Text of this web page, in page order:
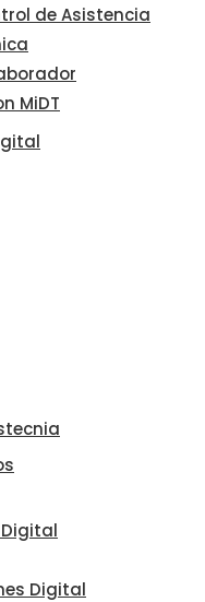
de Asistencia
MiDT
Digital